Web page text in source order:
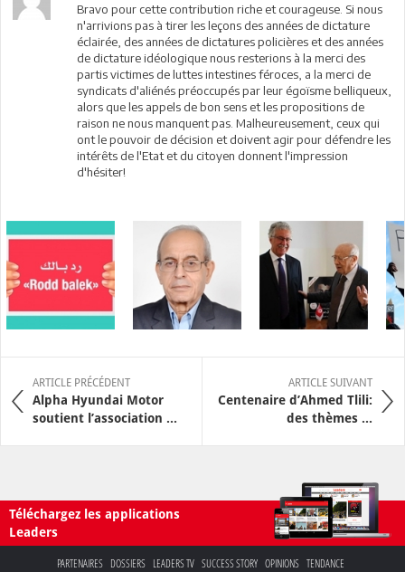
Bravo pour cette contribution riche et courageuse. Si nous
n'arrivions pas à tirer les leçons des années de dictature
éclairée, des années de dictatures policières et des années
de dictature idéologique nous resterions à la merci des
partis victimes de luttes intestines féroces, a la merci de
syndicats d'aliénés préoccupés par leur égoïsme belliqueux,
alors que les appels de bon sens et les propositions de
raison ne nous manquent pas. Malheureusement, ceux qui
ont le pouvoir de décision et doivent agir pour défendre les
intérêts de l'Etat et du citoyen donnent l'impression
d'hésiter!
ARTICLE PRÉCÉDENT
Alpha Hyundai Motor
soutient l’association ...
ARTICLE SUIVANT
Centenaire d’Ahmed Tlili:
des thèmes ...
Téléchargez les applications
Leaders
PARTENAIRES DOSSIERS LEADERS TV SUCCESS STORY OPINIONS TENDANCE